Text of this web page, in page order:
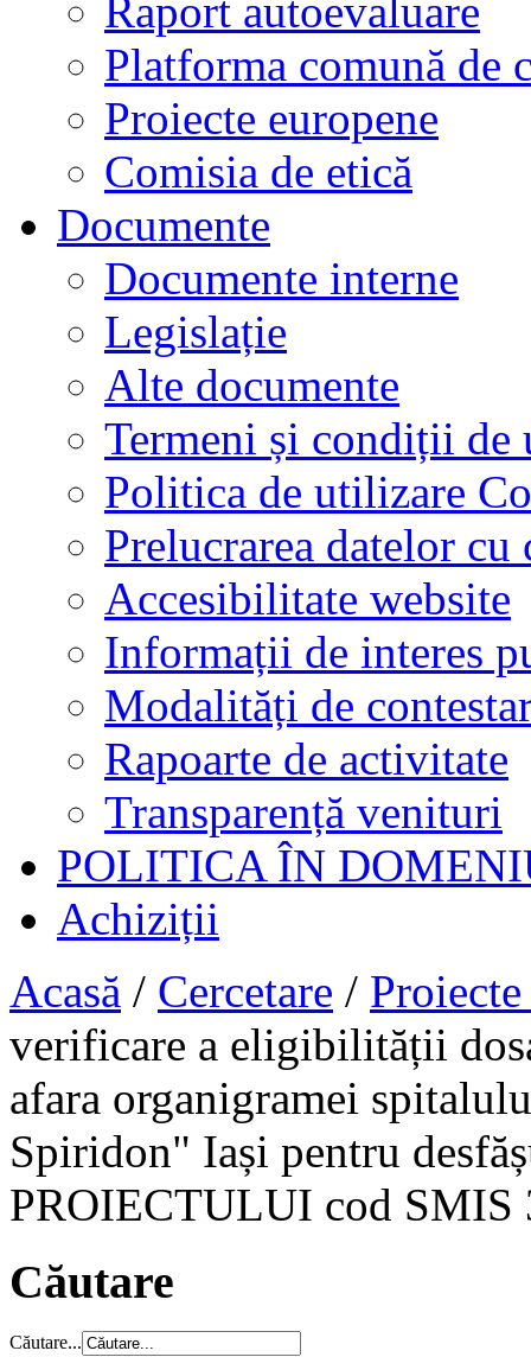
Raport autoevaluare
Platforma comună de
Proiecte europene
Comisia de etică
Documente
Documente interne
Legislație
Alte documente
Termeni și condiții de
Politica de utilizare
Prelucrarea datelor cu
Accesibilitate website
Informații de interes
Modalități de
Rapoarte de activitate
Transparență venituri
POLITICA ÎN
Achiziții
Acasă / Cercetare /
verificare a eligibilității
afara organigramei
Spiridon" Iași pentru
PROIECTULUI cod SMIS
Căutare
Căutare...